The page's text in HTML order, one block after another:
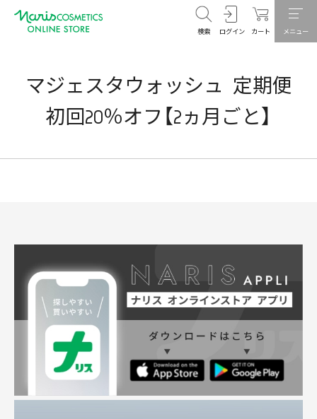
検索 ログイン カート メニュー
マジェスタウォッシュ 定期便
初回20％オフ【2ヵ月ごと】